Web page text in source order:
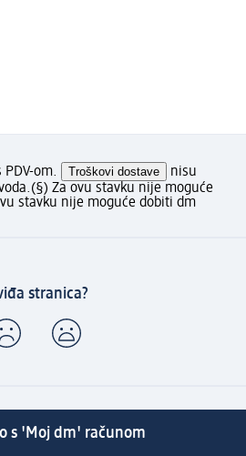
om. Troškovi dostave
nisu
(§) Za ovu stavku nije moguće
stavku nije moguće dobiti dm
stranica?
s 'Moj dm' računom